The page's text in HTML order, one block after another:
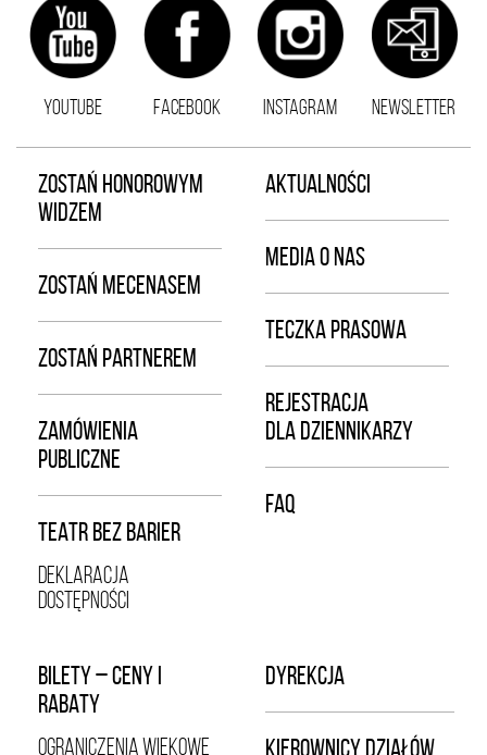
YOUTUBE FACEBOOK INSTAGRAM NEWSLETTER
ZOSTAŃ HONOROWYM
WIDZEM
ZOSTAŃ MECENASEM
ZOSTAŃ PARTNEREM
ZAMÓWIENIA
PUBLICZNE
TEATR BEZ BARIER
DEKLARACJA
DOSTĘPNOŚCI
AKTUALNOŚCI
MEDIA O NAS
TECZKA PRASOWA
REJESTRACJA
DLA DZIENNIKARZY
FAQ
BILETY – CENY I
RABATY
OGRANICZENIA WIEKOWE
DYREKCJA
KIEROWNICY DZIAŁÓW